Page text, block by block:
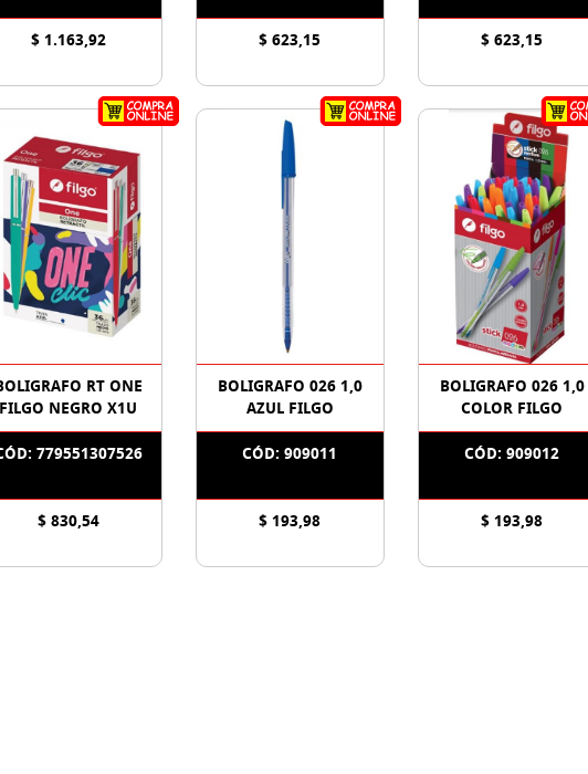
$ 1.163,92 $ 623,15 $ 623,15
RT ONE
FILGO NEGRO X1U
779551307526
$ 830,54
BOLIGRAFO 026 1,0
AZUL FILGO
CÓD: 909011
$ 193,98
BOLIGRAFO 026 1,0
COLOR FILGO
CÓD: 909012
$ 193,98